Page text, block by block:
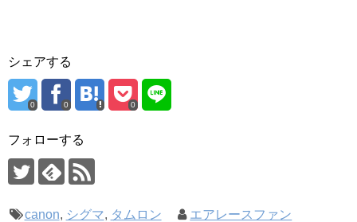
シェアする
0 0 0
フォローする
canon, シグマ, タムロン エアレースファン